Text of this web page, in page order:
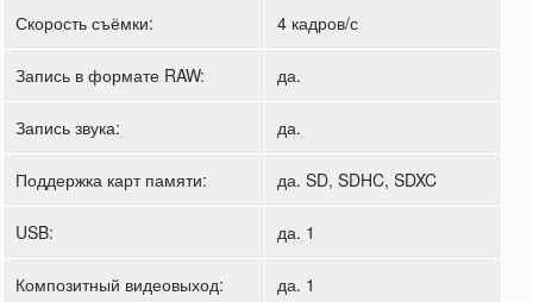
Скорость съёмки: 4 кадров/с
Запись в формате RAW: да.
Запись звука: да.
Поддержка карт памяти: да. SD, SDHC, SDXC
USB: да. 1
Композитный видеовыход: да. 1